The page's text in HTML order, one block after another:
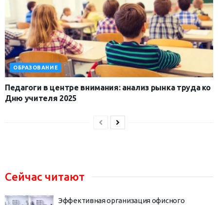
ОБРАЗОВАНИЕ
Педагоги в центре внимания: анализ рынка труда ко
Дню учителя 2025
Сейчас читают
Эффективная организация офисного